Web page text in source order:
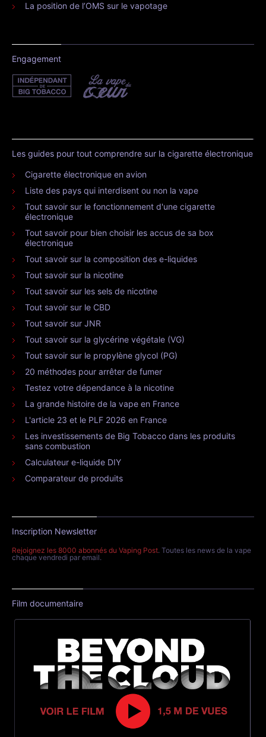
La position de l’OMS sur le vapotage
Engagement
Les guides pour tout comprendre sur la cigarette électronique
Cigarette électronique en avion
Liste des pays qui interdisent ou non la vape
Tout savoir sur le fonctionnement d'une cigarette
électronique
Tout savoir pour bien choisir les accus de sa box
électronique
Tout savoir sur la composition des e-liquides
Tout savoir sur la nicotine
Tout savoir sur les sels de nicotine
Tout savoir sur le CBD
Tout savoir sur JNR
Tout savoir sur la glycérine végétale (VG)
Tout savoir sur le propylène glycol (PG)
20 méthodes pour arrêter de fumer
Testez votre dépendance à la nicotine
La grande histoire de la vape en France
L'article 23 et le PLF 2026 en France
Les investissements de Big Tobacco dans les produits
sans combustion
Calculateur e-liquide DIY
Comparateur de produits
Inscription Newsletter
Rejoignez les 8000 abonnés du Vaping Post. Toutes les news de la vape
chaque vendredi par email.
Film documentaire